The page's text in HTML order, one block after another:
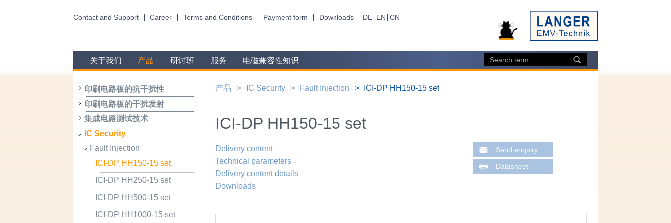
Contact and Support Career Terms and Conditions Payment form Downloads DE EN CN
关于我们 产品 研讨班 服务 电磁兼容性知识
印刷电路板的抗干扰性
印刷电路板的干扰发射
集成电路测试技术
IC Security
Fault Injection
ICI-DP HH150-15 set
ICI-DP HH250-15 set
ICI-DP HH500-15 set
ICI-DP HH1000-15 set
产品 IC Security Fault Injection ICI-DP HH150-15 set
ICI-DP HH150-15 set
Delivery content
Technical parameters
Delivery content details
Downloads
Send enquiry
Datasheet